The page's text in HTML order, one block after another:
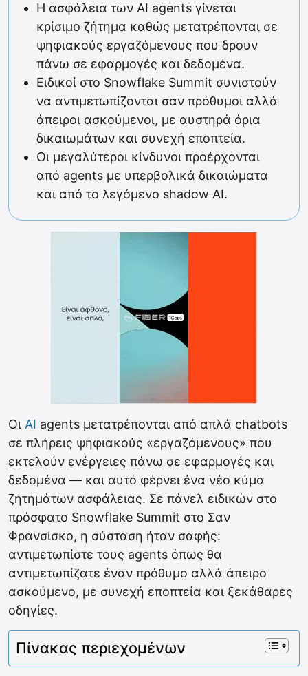
Η ασφάλεια των AI agents γίνεται
κρίσιμο ζήτημα καθώς μετατρέπονται σε
ψηφιακούς εργαζόμενους που δρουν
πάνω σε εφαρμογές και δεδομένα.
Ειδικοί στο Snowflake Summit συνιστούν
να αντιμετωπίζονται σαν πρόθυμοι αλλά
άπειροι ασκούμενοι, με αυστηρά όρια
δικαιωμάτων και συνεχή εποπτεία.
Οι μεγαλύτεροι κίνδυνοι προέρχονται
από agents με υπερβολικά δικαιώματα
και από το λεγόμενο shadow AI.
Οι AI agents μετατρέπονται από απλά chatbots
σε πλήρεις ψηφιακούς «εργαζόμενους» που
εκτελούν ενέργειες πάνω σε εφαρμογές και
δεδομένα — και αυτό φέρνει ένα νέο κύμα
ζητημάτων ασφάλειας. Σε πάνελ ειδικών στο
πρόσφατο Snowflake Summit στο Σαν
Φρανσίσκο, η σύσταση ήταν σαφής:
αντιμετωπίστε τους agents όπως θα
αντιμετωπίζατε έναν πρόθυμο αλλά άπειρο
ασκούμενο, με συνεχή εποπτεία και ξεκάθαρες
οδηγίες.
Πίνακας περιεχομένων